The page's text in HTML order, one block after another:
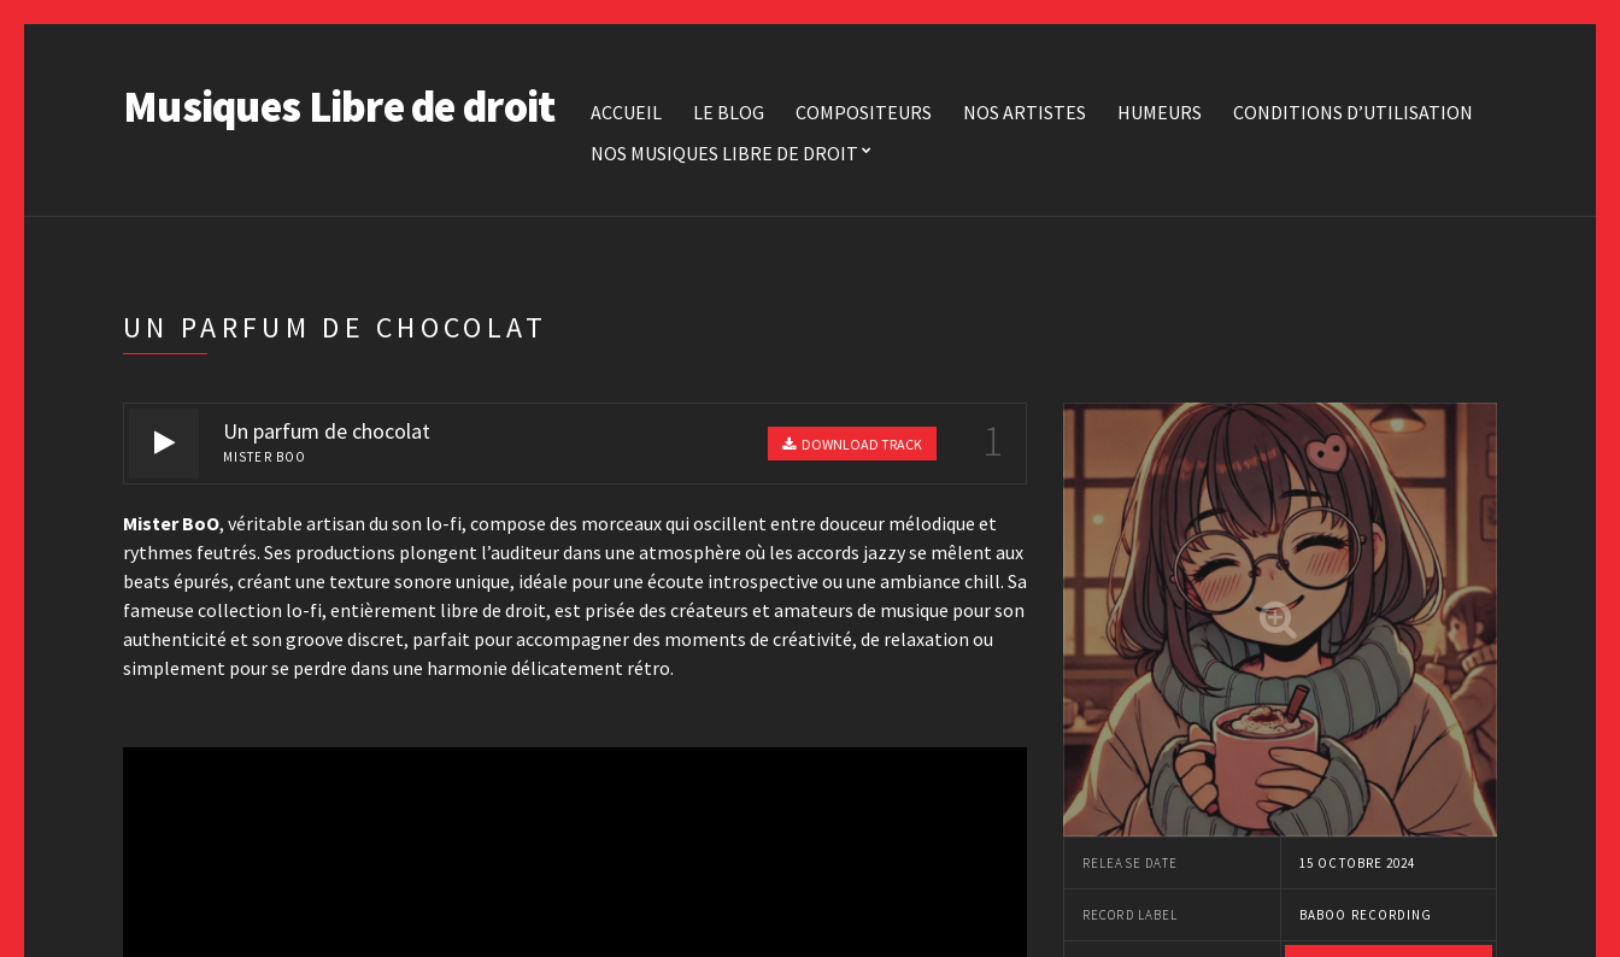
Musiques Libre de droit ACCUEIL LE BLOG COMPOSITEURS NOS ARTISTES HUMEURS
CONDITIONS D’UTILISATION
NOS MUSIQUES LIBRE DE DROIT
UN PARFUM DE CHOCOLAT
RELEASE DATE 15 OCTOBRE 2024
RECORD LABEL BABOO RECORDING
Un parfum de chocolat
MISTER BOO
DOWNLOAD TRACK 1
Mister BoO, véritable artisan du son lo-fi, compose des morceaux qui oscillent entre douceur mélodique et
rythmes feutrés. Ses productions plongent l’auditeur dans une atmosphère où les accords jazzy se mêlent aux
beats épurés, créant une texture sonore unique, idéale pour une écoute introspective ou une ambiance chill. Sa
fameuse collection lo-fi, entièrement libre de droit, est prisée des créateurs et amateurs de musique pour son
authenticité et son groove discret, parfait pour accompagner des moments de créativité, de relaxation ou
simplement pour se perdre dans une harmonie délicatement rétro.